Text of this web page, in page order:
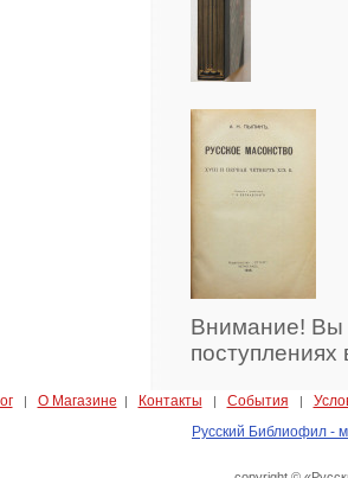
Внимание! Вы
| О Магазине | Контакты | События |
Русский Библиофил -